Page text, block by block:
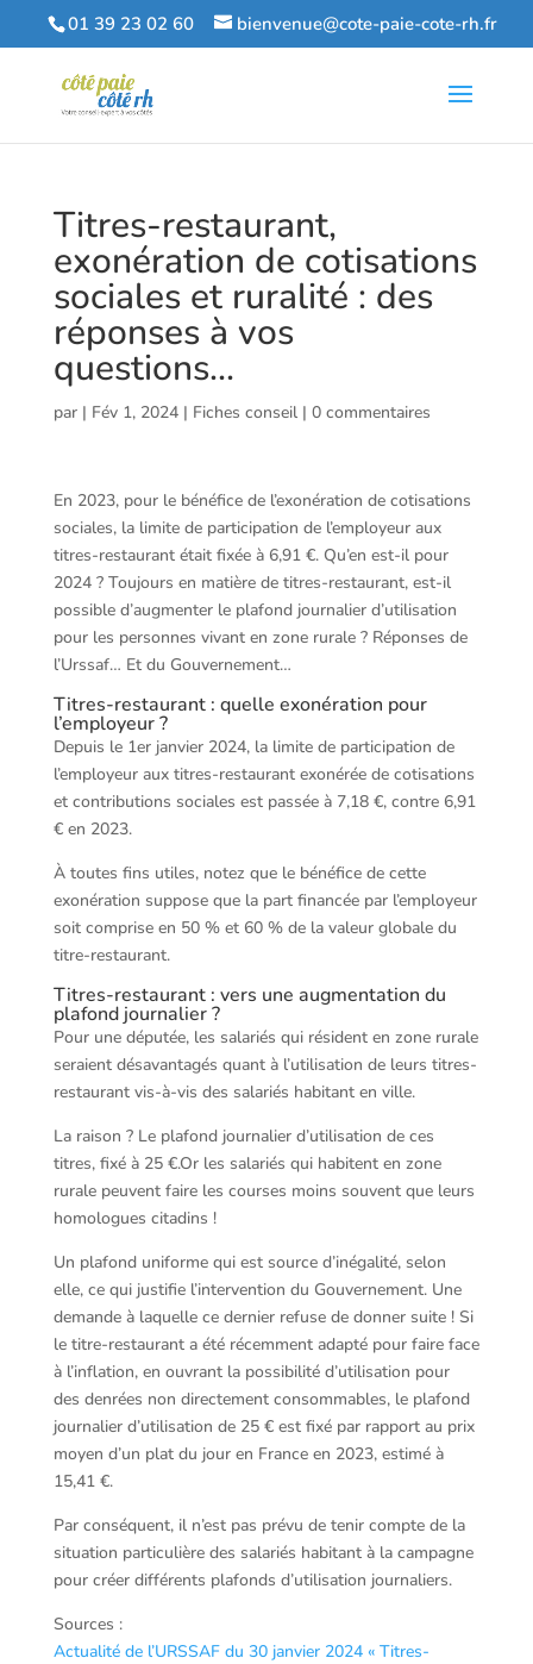
01 39 23 02 60 bienvenue@cote-paie-cote-rh.fr
Titres-restaurant,
exonération de cotisations
sociales et ruralité : des
réponses à vos
questions…
par | Fév 1, 2024| Fiches conseil| 0 commentaires
En 2023, pour le bénéfice de l’exonération de cotisations
sociales, la limite de participation de l’employeur aux
titres-restaurant était fixée à 6,91 €. Qu’en est-il pour
2024 ? Toujours en matière de titres-restaurant, est-il
possible d’augmenter le plafond journalier d’utilisation
pour les personnes vivant en zone rurale ? Réponses de
l’Urssaf… Et du Gouvernement…
Titres-restaurant : quelle exonération pour
l’employeur ?
Depuis le 1er janvier 2024, la limite de participation de
l’employeur aux titres-restaurant exonérée de cotisations
et contributions sociales est passée à 7,18 €, contre 6,91
€ en 2023.
À toutes fins utiles, notez que le bénéfice de cette
exonération suppose que la part financée par l’employeur
soit comprise en 50 % et 60 % de la valeur globale du
titre-restaurant.
Titres-restaurant : vers une augmentation du
plafond journalier ?
Pour une députée, les salariés qui résident en zone rurale
seraient désavantagés quant à l’utilisation de leurs titres-
restaurant vis-à-vis des salariés habitant en ville.
La raison ? Le plafond journalier d’utilisation de ces
titres, fixé à 25 €.Or les salariés qui habitent en zone
rurale peuvent faire les courses moins souvent que leurs
homologues citadins !
Un plafond uniforme qui est source d’inégalité, selon
elle, ce qui justifie l’intervention du Gouvernement. Une
demande à laquelle ce dernier refuse de donner suite ! Si
le titre-restaurant a été récemment adapté pour faire face
à l’inflation, en ouvrant la possibilité d’utilisation pour
des denrées non directement consommables, le plafond
journalier d’utilisation de 25 € est fixé par rapport au prix
moyen d’un plat du jour en France en 2023, estimé à
15,41 €.
Par conséquent, il n’est pas prévu de tenir compte de la
situation particulière des salariés habitant à la campagne
pour créer différents plafonds d’utilisation journaliers.
Sources :
Actualité de l’URSSAF du 30 janvier 2024 « Titres-